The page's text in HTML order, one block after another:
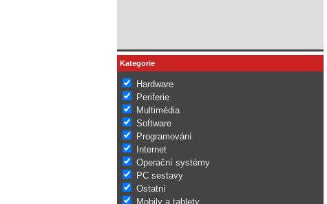
Kategorie
Hardware
Periferie
Multimédia
Software
Programování
Internet
Operační systémy
PC sestavy
Ostatní
Mobily a tablety